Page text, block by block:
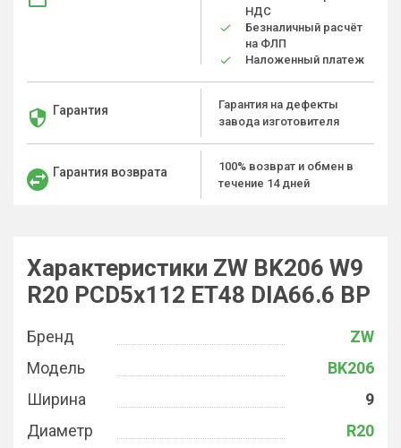
НДС
Безналичный расчёт
на ФЛП
Наложенный платеж
Гарантия
Гарантия на дефекты
завода изготовителя
Гарантия возврата
100% возврат и обмен в
течение 14 дней
Характеристики ZW BK206 W9
R20 PCD5x112 ET48 DIA66.6 BP
Бренд
ZW
Модель
BK206
Ширина
9
Диаметр
R20